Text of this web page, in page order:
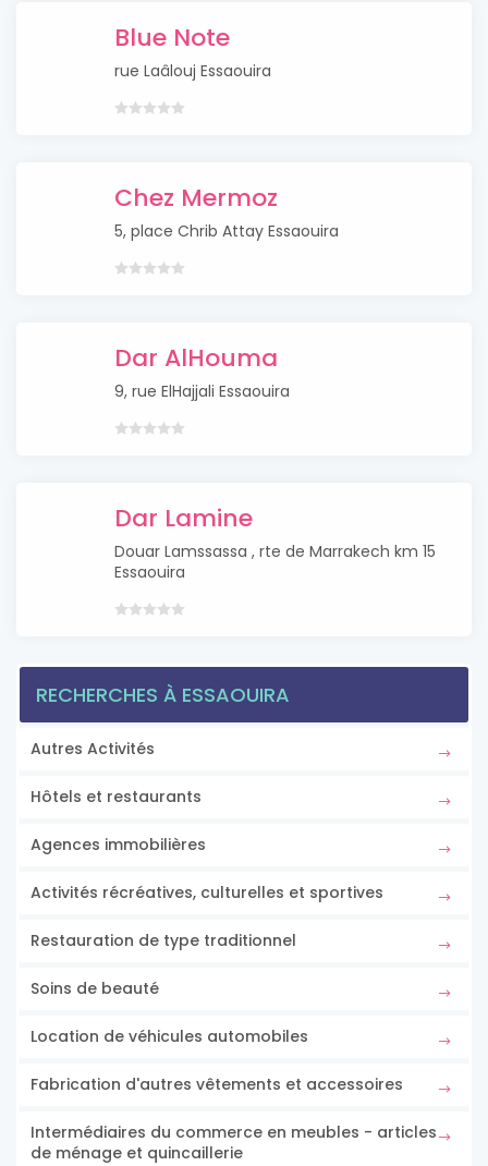
Blue Note
rue Laâlouj Essaouira
Chez Mermoz
5, place Chrib Attay Essaouira
Dar AlHouma
9, rue ElHajjali Essaouira
Dar Lamine
Douar Lamssassa , rte de Marrakech km 15
Essaouira
RECHERCHES À ESSAOUIRA
Autres Activités
Hôtels et restaurants
Agences immobilières
Activités récréatives, culturelles et sportives
Restauration de type traditionnel
Soins de beauté
Location de véhicules automobiles
Fabrication d'autres vêtements et accessoires
Intermédiaires du commerce en meubles - articles
de ménage et quincaillerie